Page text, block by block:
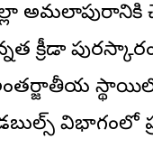
అమలాపురానికి
క్రీడా
స్థాయిలో
విభాగంలో